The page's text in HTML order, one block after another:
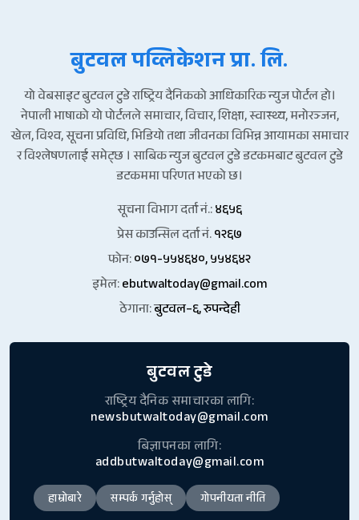
बुटवल पव्लिकेशन प्रा. लि.
यो वेबसाइट बुटवल टुडे राष्ट्रिय दैनिकको आधिकारिक न्युज पोर्टल हो।
नेपाली भाषाको यो पोर्टलले समाचार, विचार, शिक्षा, स्वास्थ्य, मनोरञ्जन,
खेल, विश्व, सूचना प्रविधि, भिडियो तथा जीवनका विभिन्न आयामका समाचार
र विश्लेषणलाई समेट्छ । साबिक न्युज बुटवल टुडे डटकमबाट बुटवल टुडे
डटकममा परिणत भएको छ।
सूचना विभाग दर्ता नं.:४६५६
प्रेस काउन्सिल दर्ता नं.१२६७
फोन:०७१-५५४६४०, ५५४६४२
इमेल:ebutwaltoday@gmail.com
ठेगाना:बुटवल–६, रुपन्देही
बुटवल टुडे
राष्ट्रिय दैनिक समाचारका लागि:
newsbutwaltoday@gmail.com
बिज्ञापनका लागि:
addbutwaltoday@gmail.com
हाम्रोबारे सम्पर्क गर्नुहोस् गोपनीयता नीति